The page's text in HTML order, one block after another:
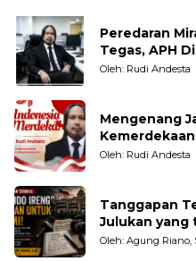
Peredaran
Tegas, APH
Tanpa
Oleh: Rudi Andesta
Mengenang
Kemerdekaan
Oleh: Rudi Andesta
Tanggapan
Julukan yang tidak Adil untuk Wartawan,
Pengamat dan
Oleh: Agung Riano,